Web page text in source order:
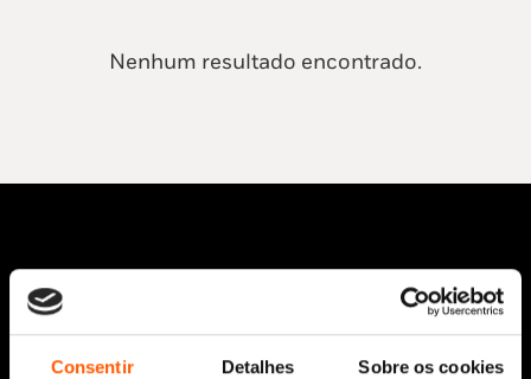
Consentir Detalhes Sobre os cookies
Nenhum resultado encontrado.